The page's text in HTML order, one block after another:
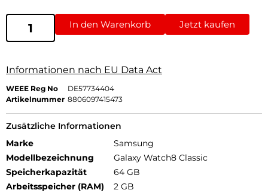
In den Warenkorb Jetzt kaufen
Informationen nach EU Data Act
WEEE Reg No
DE57734404
Artikelnummer 8806097415473
Zusätzliche Informationen
Marke
Samsung
Modellbezeichnung
Galaxy Watch8 Classic
Speicherkapazität
64 GB
Arbeitsspeicher (RAM)
2 GB